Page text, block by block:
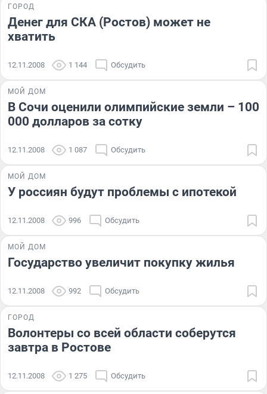
ГОРОД
Денег для СКА (Ростов) может не
хватить
12.11.2008 1 144 Обсудить
МОЙ ДОМ
В Сочи оценили олимпийские земли – 100
000 долларов за сотку
12.11.2008 1 087 Обсудить
МОЙ ДОМ
У россиян будут проблемы с ипотекой
12.11.2008 996 Обсудить
МОЙ ДОМ
Государство увеличит покупку жилья
12.11.2008 992 Обсудить
ГОРОД
Волонтеры со всей области соберутся
завтра в Ростове
12.11.2008 1 275 Обсудить